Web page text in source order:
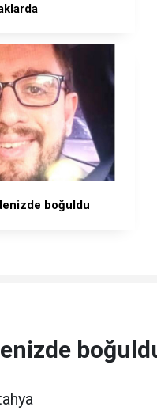
boğuldu